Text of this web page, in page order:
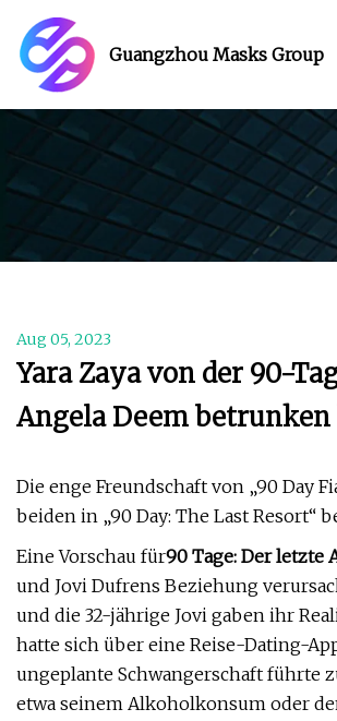
Guangzhou Masks Group
Aug 05, 2023
Yara Zaya von der 90-
Angela Deem
Die enge Freundschaft von „90 Day
beiden in „90 Day: The Last Resort“
Eine Vorschau für90 Tage: Der letzte
und Jovi Dufrens Beziehung
und die 32-jährige Jovi gaben ihr
hatte sich über eine Reise-Dating-
ungeplante Schwangerschaft führte
etwa seinem Alkoholkonsum oder